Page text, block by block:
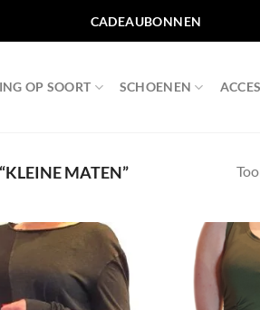
CADEAUBONNEN
OP SOORT SCHOENEN
MATEN”
Toevoegen
aan
wenslijst